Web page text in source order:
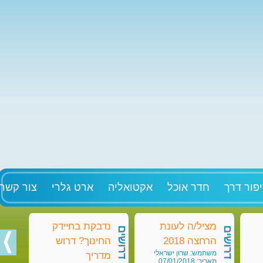
דרך חדר אוכל אקטואליה ארט גלרי צור
מציל/ה לעונת
הרחצה 2018
משתמש: שרון ישראלי
תאריך: 07/01/2018
דרושים
נדבקת בחיידק
החינוך? דרוש
מדריך
דרושים דרושים